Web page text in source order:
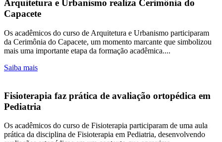
Arquitetura e Urbanismo realiza Cerimônia do
Capacete
Os acadêmicos do curso de Arquitetura e Urbanismo participaram
da Cerimônia do Capacete, um momento marcante que simbolizou
mais uma importante etapa da formação acadêmica....
Saiba mais
Fisioterapia faz prática de avaliação ortopédica em
Pediatria
Os acadêmicos do curso de Fisioterapia participaram de uma aula
prática da disciplina de Fisioterapia em Pediatria, desenvolvendo